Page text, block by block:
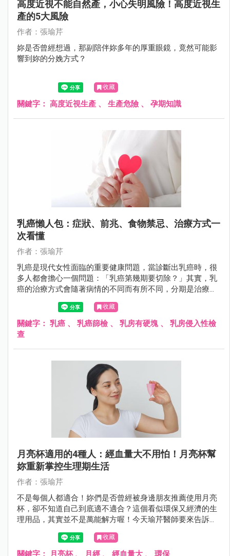
高度近視不能自然產，小心失明風險！高度近視生
產的5大風險
作者：張瑜芹
妳是否曾經想過，那副陪伴妳多年的厚重眼鏡，竟然可能影
響到妳的分娩方式？
收藏
關鍵字： 高度近視生產 、 生產危險 、 孕期知識
乳癌懶人包：症狀、前兆、食物禁忌、治療方式一
次看懂
作者：張瑜芹
乳癌是現代女性面臨的重要健康問題，當診斷出乳癌時，很
多人都會擔心一個問題：「乳癌第幾期要切除？」其實，乳
癌的治療方式會隨著病情的不同而有所不同，分期是治療計
畫的關鍵指標之一。
收藏
關鍵字： 乳癌 、 乳癌篩檢 、 乳房有硬塊、 乳房侵入性檢
查
月亮杯適用的4種人：經血量大不用怕！月亮杯幫
妳重新掌控生理期生活
作者：張瑜芹
不是每個人都適合！妳們是否曾經被身邊朋友推薦使用月亮
杯，卻不知道自己到底適不適合？這個看似環保又經濟的生
理用品，其實並不是萬能解方喔！今天瑜芹醫師要來告訴大
家，哪4種人最適合使用月亮杯，以及使用前必須知道的重
收藏
關鍵字： 月亮杯、 月經 、 經血量大 、 環保